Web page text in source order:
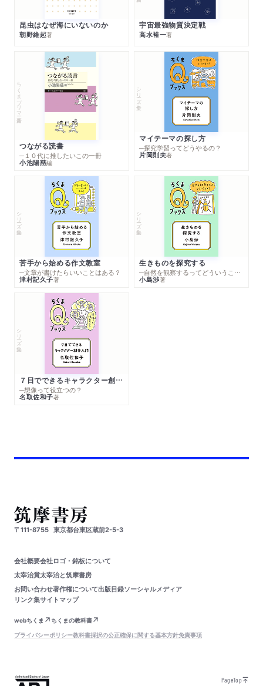
昆虫はなぜ海にいないのか
朝野維起著
宇宙最強物質決定戦
高水裕一著
ちくまプリマー新書
つながる読書
─１０代に推したいこの一冊
小池陽慈編
シリーズ・全集
マイテーマの探し方
─探究学習ってどうやるの？
片岡則夫著
シリーズ・全集
苦手から始める作文教室
─文章が書けたらいいことはある？
津村記久子著
シリーズ・全集
生きものを探究する
─自然を観察するってどういうこと？
小島渉著
シリーズ・全集
７日でできるキャラクター創作入門
─想像って役立つの？
名取佐和子著
〒111-8755 東京都台東区蔵前2-5-3
会社概要会社ロゴ・銘板について
太宰治賞太宰治と筑摩書房
お問い合わせ著作権について出版目録ソーシャルメディア
リンク集サイトマップ
webちくま
ちくまの教科書
プライバシーポリシー教科書採択の公正確保に関する基本方針免責事項
PageTop